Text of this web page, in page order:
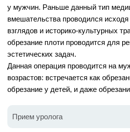
у мужчин. Раньше данный тип
вмешательства проводился исходя
взглядов и историко-культурных
обрезание плоти проводится для
эстетических задач.
Данная операция проводится на
возрастов: встречается как
обрезание у детей, и даже
Прием уролога